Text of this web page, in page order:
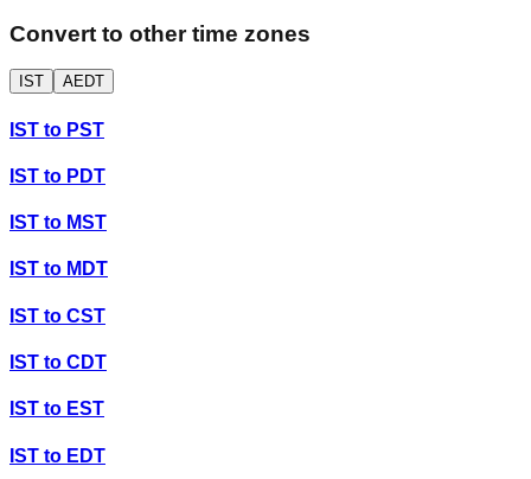
Convert to other time zones
IST AEDT
IST to PST
IST to PDT
IST to MST
IST to MDT
IST to CST
IST to CDT
IST to EST
IST to EDT